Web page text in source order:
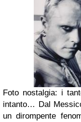
Foto nostalgia: i
intanto… Dal
un dirompente